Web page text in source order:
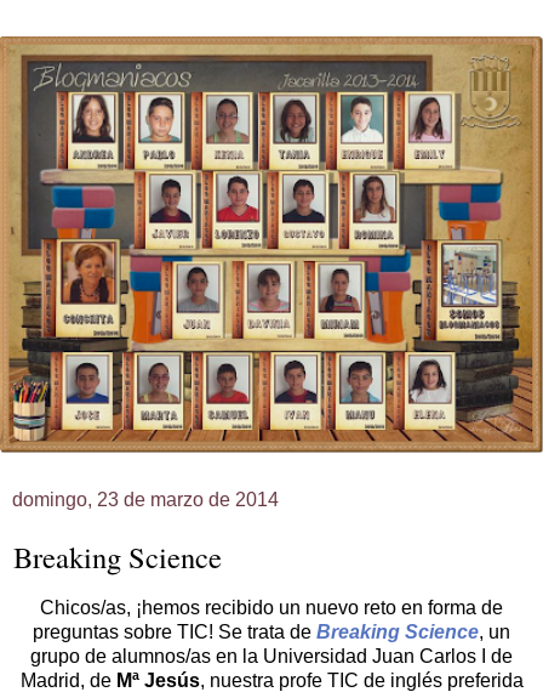
domingo, 23 de marzo de 2014
Breaking Science
Chicos/as, ¡hemos recibido un nuevo reto en forma de
preguntas sobre TIC! Se trata de Breaking Science, un
grupo de alumnos/as en la Universidad Juan Carlos I de
Madrid, de Mª Jesús, nuestra profe TIC de inglés preferida